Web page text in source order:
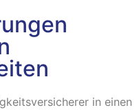
in einen